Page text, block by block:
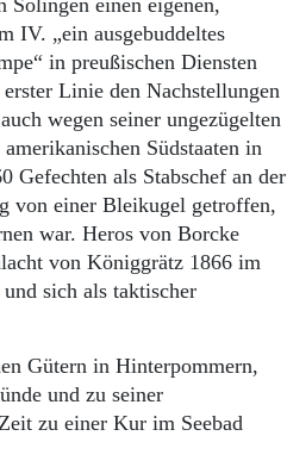
Solingen einen eigenen,
IV. „ein ausgebuddeltes
in preußischen Diensten
Linie den Nachstellungen
wegen seiner ungezügelten
Südstaaten in
Gefechten als Stabschef an der
von einer Bleikugel getroffen,
war. Heros von Borcke
von Königgrätz 1866 im
sich als taktischer
Gütern in Hinterpommern,
und zu seiner
zu einer Kur im Seebad